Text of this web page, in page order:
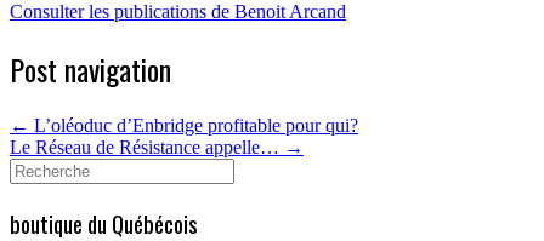
Consulter les publications de Benoit Arcand
Post navigation
← L’oléoduc d’Enbridge profitable pour qui?
Le Réseau de Résistance appelle… →
Search
for:
boutique du Québécois